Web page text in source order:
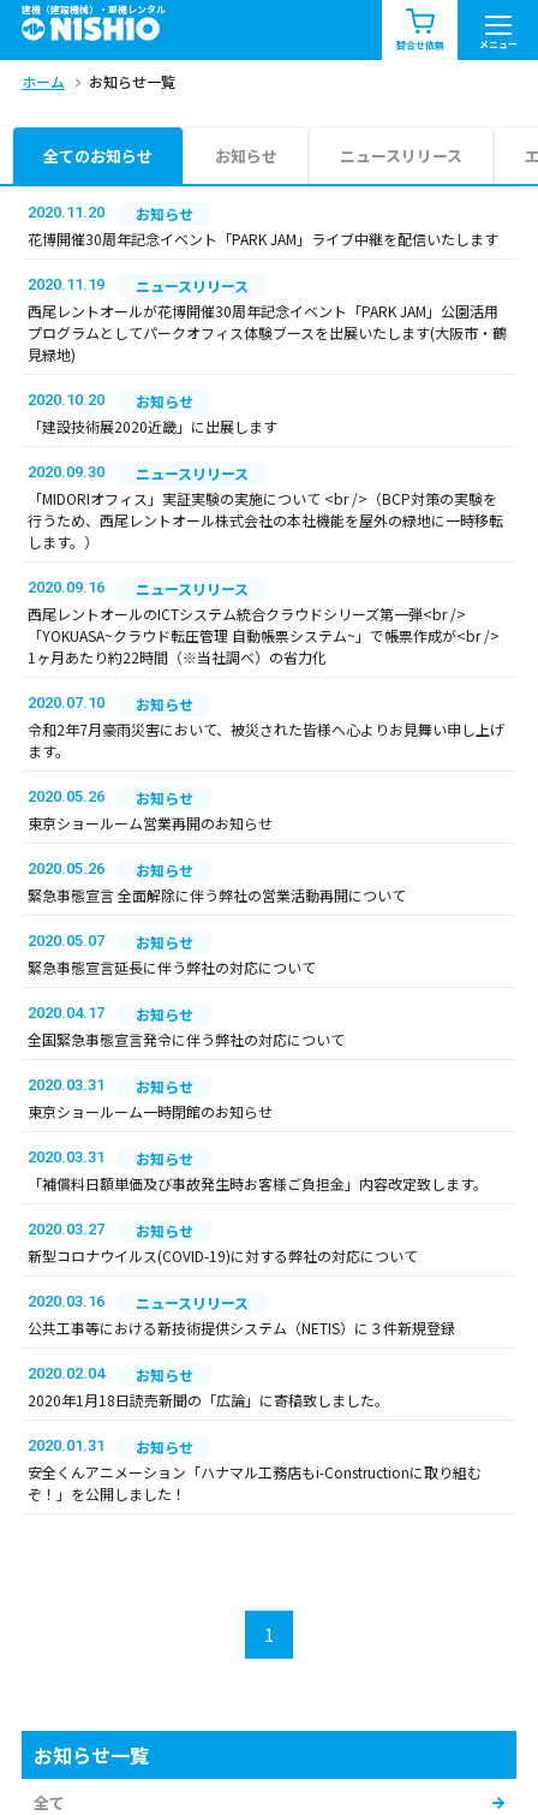
建機（建設機械）・重機レンタル
問合せ依頼 メニュー
商品一覧 お知らせ一覧
問合せ依頼リスト
エリア情報を見る
九州・沖縄（外部）
ホーム お知らせ一覧
全てのお知らせ お知らせ ニュースリリース
2020.11.20
お知らせ
花博開催30周年記念イベント「PARK JAM」ライブ中継を配信いたします
2020.11.19
ニュースリリース
西尾レントオールが花博開催30周年記念イベント「PARK JAM」公園活用
プログラムとしてパークオフィス体験ブースを出展いたします(大阪市・鶴
見緑地)
2020.10.20
お知らせ
「建設技術展2020近畿」に出展します
2020.09.30
ニュースリリース
「MIDORIオフィス」実証実験の実施について <br />（BCP対策の実験を
行うため、西尾レントオール株式会社の本社機能を屋外の緑地に一時移転
します。）
2020.09.16
ニュースリリース
西尾レントオールのICTシステム統合クラウドシリーズ第一弾<br />
「YOKUASA~クラウド転圧管理 自動帳票システム~」で帳票作成が<br />
1ヶ月あたり約22時間（※当社調べ）の省力化
2020.07.10
お知らせ
令和2年7月豪雨災害において、被災された皆様へ心よりお見舞い申し上げ
ます。
2020.05.26
お知らせ
東京ショールーム営業再開のお知らせ
2020.05.26
お知らせ
緊急事態宣言 全面解除に伴う弊社の営業活動再開について
2020.05.07
お知らせ
緊急事態宣言延長に伴う弊社の対応について
2020.04.17
お知らせ
全国緊急事態宣言発令に伴う弊社の対応について
2020.03.31
お知らせ
東京ショールーム一時閉館のお知らせ
2020.03.31
お知らせ
「補償料日額単価及び事故発生時お客様ご負担金」内容改定致します。
2020.03.27
お知らせ
新型コロナウイルス(COVID-19)に対する弊社の対応について
2020.03.16
ニュースリリース
公共工事等における新技術提供システム（NETIS）に３件新規登録
2020.02.04
お知らせ
2020年1月18日読売新聞の「広論」に寄稿致しました。
2020.01.31
お知らせ
安全くんアニメーション「ハナマル工務店もi-Constructionに取り組む
ぞ！」を公開しました！
1
お知らせ一覧
全て